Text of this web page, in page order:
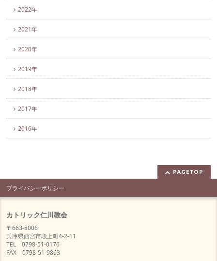
2022年
2021年
2020年
2019年
2018年
2017年
2016年
PAGETOP
プライバシーポリシー
カトリック仁川教会
〒663-8006
兵庫県西宮市段上町4-2-11
TEL 0798-51-0176
FAX 0798-51-9863